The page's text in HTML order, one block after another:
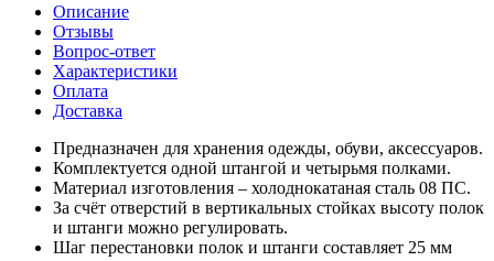
Описание
Отзывы
Вопрос-ответ
Характеристики
Оплата
Доставка
Предназначен для хранения одежды, обуви, аксессуаров.
Комплектуется одной штангой и четырьмя полками.
Материал изготовления – холоднокатаная сталь 08 ПС.
За счёт отверстий в вертикальных стойках высоту полок
и штанги можно регулировать.
Шаг перестановки полок и штанги составляет 25 мм